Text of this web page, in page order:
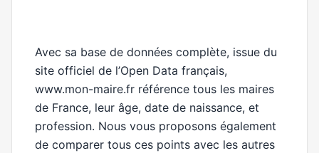
Avec sa base de données complète, issue du
site officiel de l’Open Data français,
www.mon-maire.fr référence tous les maires
de France, leur âge, date de naissance, et
profession. Nous vous proposons également
de comparer tous ces points avec les autres